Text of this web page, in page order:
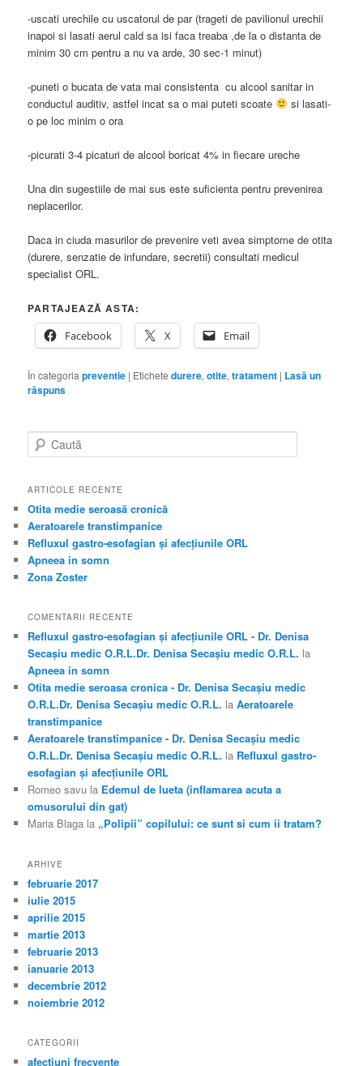
-uscati urechile cu uscatorul de par (trageti de pavilionul urechii
inapoi si lasati aerul cald sa isi faca treaba ,de la o distanta de
minim 30 cm pentru a nu va arde, 30 sec-1 minut)
-puneti o bucata de vata mai consistenta cu alcool sanitar in
conductul auditiv, astfel incat sa o mai puteti scoate
si lasati-
o pe loc minim o ora
-picurati 3-4 picaturi de alcool boricat 4% in fiecare ureche
Una din sugestiile de mai sus este suficienta pentru prevenirea
neplacerilor.
Daca in ciuda masurilor de prevenire veti avea simptome de otita
(durere, senzatie de infundare, secretii) consultati medicul
specialist ORL.
PARTAJEAZĂ ASTA:
Facebook
X Email
În categoria preventie | Etichete durere,otite,tratament | Lasă un
răspuns
a
tARTICOLE RECENTE
Otita medie seroasă cronică
Aeratoarele transtimpanice
Refluxul gastro-esofagian şi afecţiunile ORL
Apneea in somn
Zona Zoster
COMENTARII RECENTE
Refluxul gastro-esofagian şi afecţiunile ORL - Dr. Denisa
Secașiu medic O.R.L.Dr. Denisa Secașiu medic O.R.L. la
Apneea in somn
Otita medie seroasa cronica - Dr. Denisa Secașiu medic
O.R.L.Dr. Denisa Secașiu medic O.R.L. laAeratoarele
transtimpanice
Aeratoarele transtimpanice - Dr. Denisa Secașiu medic
O.R.L.Dr. Denisa Secașiu medic O.R.L. la Refluxul gastro-
esofagian şi afecţiunile ORL
Romeo savu la Edemul de lueta (inflamarea acuta a
omusorului din gat)
Maria Blaga la „Polipii” copilului: ce sunt si cum ii tratam?
ARHIVE
februarie 2017
iulie 2015
aprilie 2015
martie 2013
februarie 2013
ianuarie 2013
decembrie 2012
noiembrie 2012
CATEGORII
afectiuni frecvente